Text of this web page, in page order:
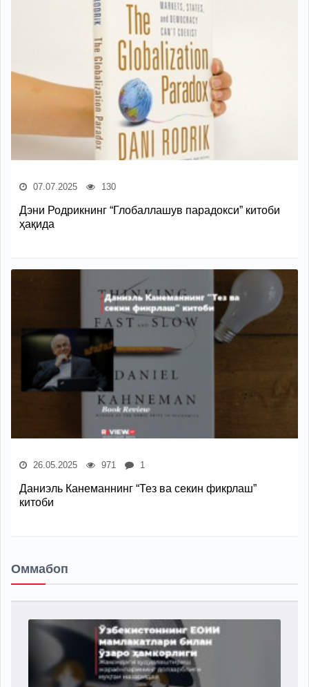
07.07.2025 130
Дэни Родрикнинг “Глобаллашув парадокси” китоби
ҳақида
26.05.2025 971 1
Даниэль Канеманнинг “Тез ва секин фикрлаш”
китоби
Оммабоп